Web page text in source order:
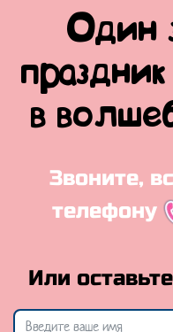
Один
в
Звоните,
телефону
Или